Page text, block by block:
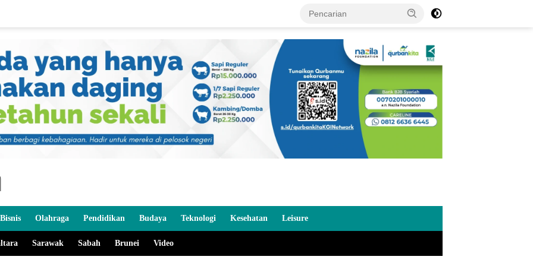
Olahraga Pendidikan Budaya Teknologi Kesehatan Leisure
Sarawak Sabah Brunei Video